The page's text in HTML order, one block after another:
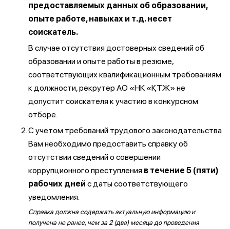
предоставляемых данных об образовании,
опыте работе, навыках и т.д. несет
соискатель.
В случае отсутствия достоверных сведений об
образовании и опыте работы в резюме,
соответствующих квалификационным требованиям
к должности, рекрутер АО «НК «ҚТЖ» не
допустит соискателя к участию в конкурсном
отборе.
С учетом требований трудового законодательства
Вам необходимо предоставить справку об
отсутствии сведений о совершении
коррупционного преступления в течение 5 (пяти)
рабочих дней с даты соответствующего
уведомления.
Справка должна содержать актуальную информацию и
получена не ранее, чем за 2 (два) месяца до проведения